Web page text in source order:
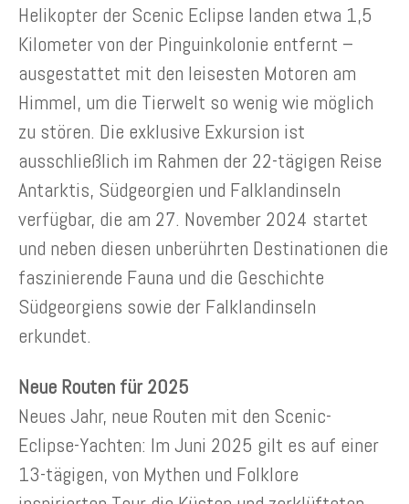
Helikopter der Scenic Eclipse landen etwa 1,5
Kilometer von der Pinguinkolonie entfernt –
ausgestattet mit den leisesten Motoren am
Himmel, um die Tierwelt so wenig wie möglich
zu stören. Die exklusive Exkursion ist
ausschließlich im Rahmen der 22-tägigen Reise
Antarktis, Südgeorgien und Falklandinseln
verfügbar, die am 27. November 2024 startet
und neben diesen unberührten Destinationen die
faszinierende Fauna und die Geschichte
Südgeorgiens sowie der Falklandinseln
erkundet.
Neue Routen für 2025
Neues Jahr, neue Routen mit den Scenic-
Eclipse-Yachten: Im Juni 2025 gilt es auf einer
13-tägigen, von Mythen und Folklore